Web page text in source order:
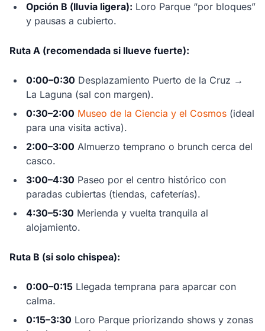
Opción B (lluvia ligera): Loro Parque “por bloques”
y pausas a cubierto.
Ruta A (recomendada si llueve fuerte):
0:00–0:30 Desplazamiento Puerto de la Cruz →
La Laguna (sal con margen).
0:30–2:00 Museo de la Ciencia y el Cosmos (ideal
para una visita activa).
2:00–3:00 Almuerzo temprano o brunch cerca del
casco.
3:00–4:30 Paseo por el centro histórico con
paradas cubiertas (tiendas, cafeterías).
4:30–5:30 Merienda y vuelta tranquila al
alojamiento.
Ruta B (si solo chispea):
0:00–0:15 Llegada temprana para aparcar con
calma.
0:15–3:30 Loro Parque priorizando shows y zonas